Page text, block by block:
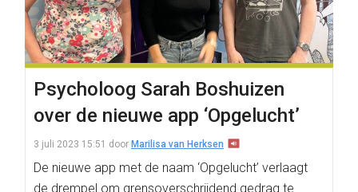
Psycholoog Sarah Boshuizen
over de nieuwe app ‘Opgelucht’
3 juli 2023 15:51 door Marilisa van Herksen
De nieuwe app met de naam ‘Opgelucht’ verlaagt
de drempel om grensoverschrijdend gedrag te